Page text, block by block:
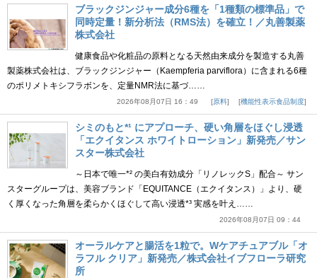
ブラックジンジャー成分6種を「1種類の標準品」で
同時定量！新分析法（RMS法）を確立！／丸善製薬
株式会社
健康食品や化粧品の原料となる天然由来成分を製造する丸善
製薬株式会社は、ブラックジンジャー（Kaempferia parviflora）に含まれる6種
のポリメトキシフラボンを、定量NMR法に基づ……
2026年08月07日 16：49 原料 機能性表示食品制度
シミのもと*¹ にアプローチ、硬い角層をほぐし浸透
「エクイタンス ホワイトローション」新発売／サン
スター株式会社
～日本で唯一*² の美白有効成分「リノレックS」配合～ サン
スターグループは、美容ブランド「EQUITANCE（エクイタンス）」より、硬
く厚くなった角層を柔らかくほぐして高い浸透*³ 実感を叶え……
2026年08月07日 09：44
オーラルケアと腸活を1粒で。Wケアチュアブル「オ
ラフル クリア」新発売／株式会社イブフローラ研究
所